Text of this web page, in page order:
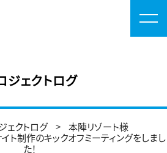
ジェクトログ
ェクトログ
本陣リゾート様
ト制作のキックオフミーティングをしまし
た！